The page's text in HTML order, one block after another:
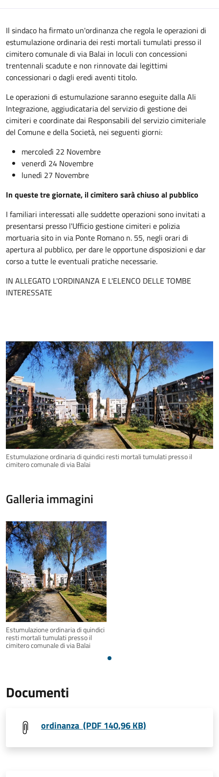
Il sindaco ha firmato un'ordinanza che regola le operazioni di
estumulazione ordinaria dei resti mortali tumulati presso il
cimitero comunale di via Balai in loculi con concessioni
trentennali scadute e non rinnovate dai legittimi
concessionari o dagli eredi aventi titolo.
Le operazioni di estumulazione saranno eseguite dalla Ali
Integrazione, aggiudicataria del servizio di gestione dei
cimiteri e coordinate dai Responsabili del servizio cimiteriale
del Comune e della Società, nei seguenti giorni:
mercoledì 22 Novembre
venerdì 24 Novembre
lunedì 27 Novembre
In queste tre giornate, il cimitero sarà chiuso al pubblico
I familiari interessati alle suddette operazioni sono invitati a
presentarsi presso l'Ufficio gestione cimiteri e polizia
mortuaria sito in via Ponte Romano n. 55, negli orari di
apertura al pubblico, per dare le opportune disposizioni e dar
corso a tutte le eventuali pratiche necessarie.
IN ALLEGATO L'ORDINANZA E L'ELENCO DELLE TOMBE
INTERESSATE
Estumulazione ordinaria di quindici resti mortali tumulati presso il
cimitero comunale di via Balai
Galleria immagini
Estumulazione ordinaria di quindici
resti mortali tumulati presso il
cimitero comunale di via Balai
Documenti
ordinanza (PDF 140,96 KB)